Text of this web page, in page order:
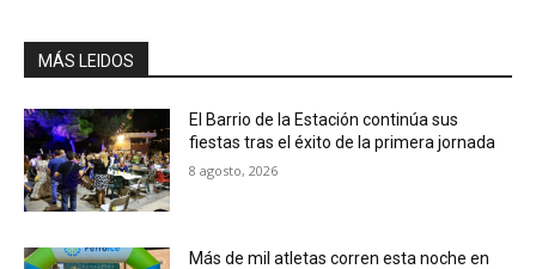
MÁS LEIDOS
El Barrio de la Estación continúa sus
fiestas tras el éxito de la primera jornada
8 agosto, 2026
Más de mil atletas corren esta noche en